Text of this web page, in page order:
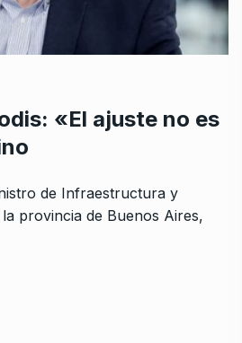
«El ajuste no es
de Infraestructura y
provincia de Buenos Aires,